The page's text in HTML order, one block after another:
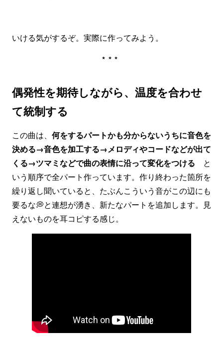
いける気がするぞ。実際に作ってみよう。
***
偶発性を期待しながら、温度を合わせ
て統制する
この曲は、 何をするパートかも分からないうちに音色を
決める→音色を加工する→メロディやコードなどが出て
くる→ツマミなどで曲の表情に沿って変化をつける と
いう順序で全パート作っています。作り終わった箇所を
繰り返し聞いていると、たぶんこういう音がこの辺にも
要るな💭と連想が湧き、新たなパートを追加します。見
えないものを耳コピする感じ。